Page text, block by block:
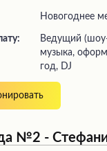
новогоднее
ведущий (шоу-программа), живая
музыка,
год, DJ
№2 -